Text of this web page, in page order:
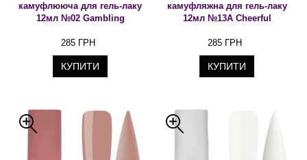
камуфлююча для гель-лаку
12мл №02 Gambling
285 ГРН
КУПИТИ
камуфляжна для гель-лаку
12мл №13A Cheerful
285 ГРН
КУПИТИ